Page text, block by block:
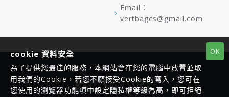
Email：
vertbagcs@gmail.com
Copyright © 2020, VERT, All Rights Reserved
OK
cookie 資料安全
為了提供您最佳的服務，本網站會在您的電腦中放置並取
用我們的Cookie，若您不願接受Cookie的寫入，您可在
您使用的瀏覽器功能項中設定隱私權等級為高，即可拒絕